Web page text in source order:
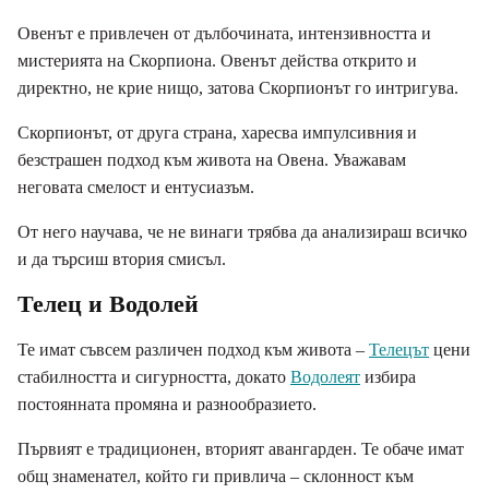
Овенът е привлечен от дълбочината, интензивността и
мистерията на Скорпиона. Овенът действа открито и
директно, не крие нищо, затова Скорпионът го интригува.
Скорпионът, от друга страна, харесва импулсивния и
безстрашен подход към живота на Овена. Уважавам
неговата смелост и ентусиазъм.
От него научава, че не винаги трябва да анализираш всичко
и да търсиш втория смисъл.
Телец и Водолей
Те имат съвсем различен подход към живота – Телецът цени
стабилността и сигурността, докато Водолеят избира
постоянната промяна и разнообразието.
Първият е традиционен, вторият авангарден. Те обаче имат
общ знаменател, който ги привлича – склонност към